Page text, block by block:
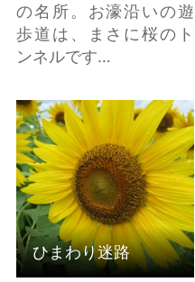
の名所。お濠沿いの遊
歩道は、まさに桜のト
ンネルです…
ひまわり迷路 の詳細は
こちら
ひまわり迷路